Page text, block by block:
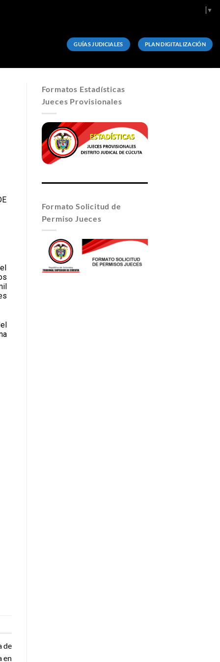
▼
GUÍAS JUDICIALES PLAN DIGITALIZACIÓN
de
en
Formatos Estadísticas
Jueces Provisionales
Formato Solicitud de
Permiso Jueces